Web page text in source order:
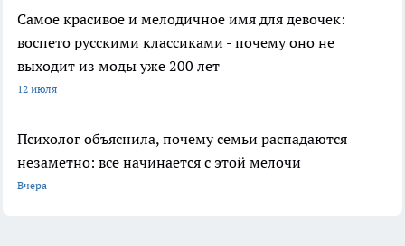
Самое красивое и мелодичное имя для девочек:
воспето русскими классиками - почему оно не
выходит из моды уже 200 лет
12 июля
Психолог объяснила, почему семьи распадаются
незаметно: все начинается с этой мелочи
Вчера